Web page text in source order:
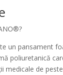
un pansament
poliuretanică
medicale de